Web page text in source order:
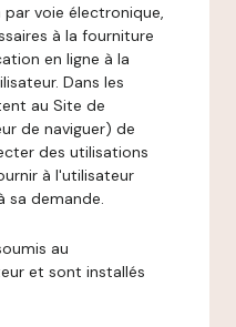
voie électronique,
à la fourniture
en ligne à la
Dans les
au Site de
de naviguer) de
des utilisations
à l'utilisateur
sa demande.
au
et sont installés